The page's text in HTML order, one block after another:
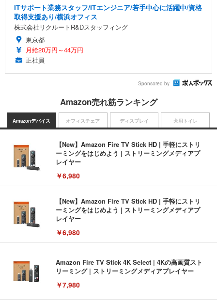
ITサポート業務スタッフ/ITエンジニア/若手中心に活躍中/資格
取得支援あり/横浜オフィス
株式会社リクルートR&Dスタッフィング
東京都
月給20万円～44万円
正社員
Sponsored by
Amazon売れ筋ランキング
Amazonデバイス
【New】Amazon Fire TV Stick HD | 手軽にストリ
ーミングをはじめよう | ストリーミングメディアプ
レイヤー
￥6,980
【New】Amazon Fire TV Stick HD | 手軽にストリ
ーミングをはじめよう | ストリーミングメディアプ
レイヤー
￥6,980
Amazon Fire TV Stick 4K Select | 4Kの高画質スト
リーミング | ストリーミングメディアプレイヤー
￥7,980
オフィスチェア ディスプレイ 犬用トイレ